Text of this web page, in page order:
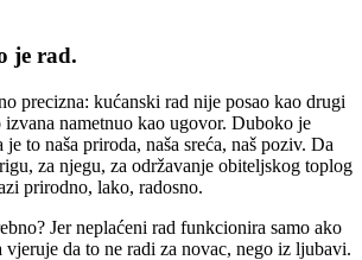
je rad.
precizna: kućanski rad nije posao kao drugi
nametnuo kao ugovor. Duboko je
to naša priroda, naša sreća, naš poziv. Da
za njegu, za održavanje obiteljskog toplog
prirodno, lako, radosno.
Jer neplaćeni rad funkcionira samo ako
vjeruje da to ne radi za novac, nego iz ljubavi.